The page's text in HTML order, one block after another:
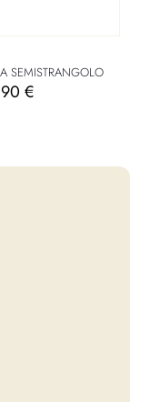
SEMISTRANGOLO
€